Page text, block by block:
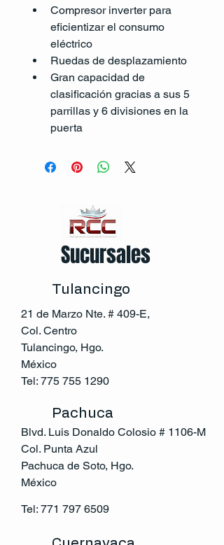
Compresor inverter para
eficientizar el consumo
eléctrico
Ruedas de desplazamiento
Gran capacidad de
clasificación gracias a sus 5
parrillas y 6 divisiones en la
puerta
Sucursales
Tulancingo
21 de Marzo Nte. # 409-E,
Col. Centro
Tulancingo, Hgo.
México
Tel: 775 755 1290
Pachuca
Blvd. Luis Donaldo Colosio # 1106-M
Col. Punta Azul
Pachuca de Soto, Hgo.
México
Tel: 771 797 6509